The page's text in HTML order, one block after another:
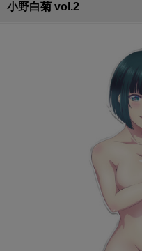
小野白菊 vol.2